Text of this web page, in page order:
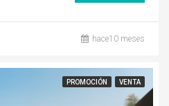
hace10 meses
PROMOCIÓN VENTA